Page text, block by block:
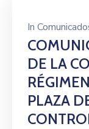
In
DE LA
PLAZA